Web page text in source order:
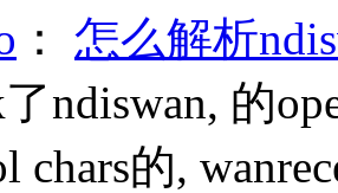
： 怎么解析
ndiswan, 的
chars的,